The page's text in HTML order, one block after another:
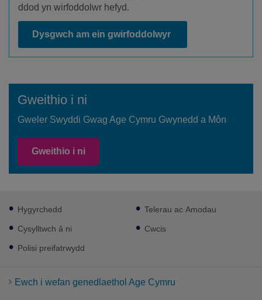
ddod yn wirfoddolwr hefyd.
Dysgwch am ein gwirfoddolwyr
Gweithio i ni
Gweler Swyddi Gwag Age Cymru Gwynedd a Môn
Gweithio i ni
Footer
sub
links
Hygyrchedd
Cysylltwch â ni
Polisi preifatrwydd
Telerau ac Amodau
Cwcis
Ewch i wefan genedlaethol Age Cymru